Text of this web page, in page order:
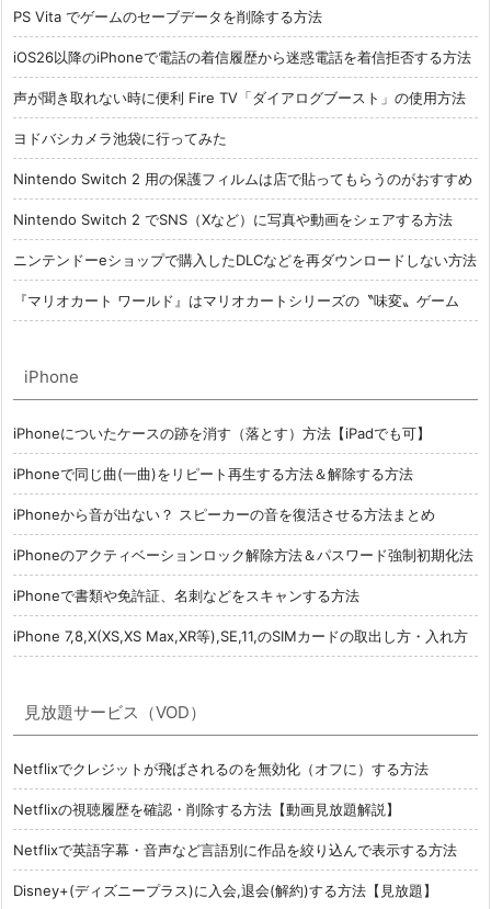
PS Vita でゲームのセーブデータを削除する方法
iOS26以降のiPhoneで電話の着信履歴から迷惑電話を着信拒否する方法
声が聞き取れない時に便利 Fire TV「ダイアログブースト」の使用方法
ヨドバシカメラ池袋に行ってみた
Nintendo Switch 2 用の保護フィルムは店で貼ってもらうのがおすすめ
Nintendo Switch 2 でSNS（Xなど）に写真や動画をシェアする方法
ニンテンドーeショップで購入したDLCなどを再ダウンロードしない方法
『マリオカート ワールド』はマリオカートシリーズの〝味変〟ゲーム
iPhone
iPhoneについたケースの跡を消す（落とす）方法【iPadでも可】
iPhoneで同じ曲(一曲)をリピート再生する方法＆解除する方法
iPhoneから音が出ない？ スピーカーの音を復活させる方法まとめ
iPhoneのアクティベーションロック解除方法＆パスワード強制初期化法
iPhoneで書類や免許証、名刺などをスキャンする方法
iPhone 7,8,X(XS,XS Max,XR等),SE,11,のSIMカードの取出し方・入れ方
見放題サービス（VOD）
Netflixでクレジットが飛ばされるのを無効化（オフに）する方法
Netflixの視聴履歴を確認・削除する方法【動画見放題解説】
Netflixで英語字幕・音声など言語別に作品を絞り込んで表示する方法
Disney+(ディズニープラス)に入会,退会(解約)する方法【見放題】